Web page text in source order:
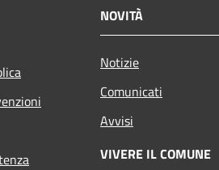
NOVITÀ
Notizie
Comunicati
Avvisi
VIVERE IL COMUNE